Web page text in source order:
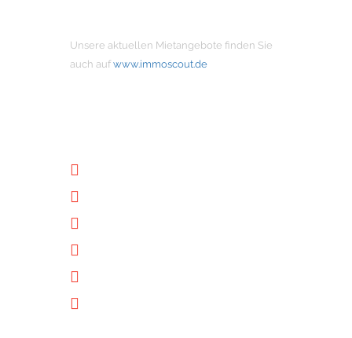
Unsere aktuellen Mietangebote finden Sie
auch auf www.immoscout.de